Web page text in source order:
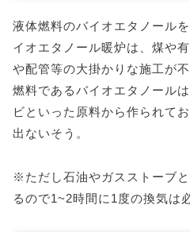
液体燃料のバイオエタノール
イオエタノール暖炉は、煤や
や配管等の大掛かりな施工が不
燃料であるバイオエタノール
ビといった原料から作られて
出ないそう。
※ただし石油やガスストーブ
るので1~2時間に1度の換気は